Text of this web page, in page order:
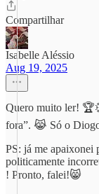
Compartilhar
Isabelle Aléssio
Aug 19, 2025
Quero muito ler!
fora”. 😹 Só o
PS: já me apaixonei
politicamente
! Pronto, falei!😸